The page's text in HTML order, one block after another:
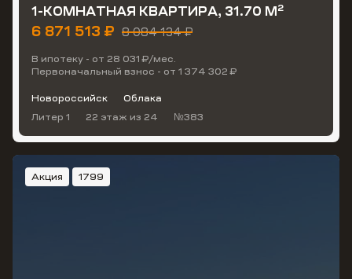
1-КОМНАТНАЯ КВАРТИРА, 31.70 М2
6 871 513 ₽ 8 084 134 ₽
В ипотеку - от 28 031 ₽/мес.
Первоначальный взнос - от 1 374 302 ₽
Новороссийск
Облака
Литер 1
22 этаж из 24 №383
Акция 1799